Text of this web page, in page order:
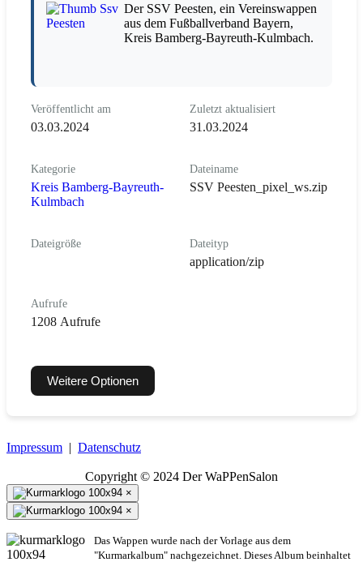
Der SSV Peesten, ein Vereinswappen
aus dem Fußballverband Bayern,
Kreis Bamberg-Bayreuth-Kulmbach.
Veröffentlicht am
03.03.2024
Zuletzt aktualisiert
31.03.2024
Kategorie
Kreis Bamberg-Bayreuth-
Kulmbach
Dateiname
SSV Peesten_pixel_ws.zip
Dateigröße Dateityp
application/zip
Aufrufe
1208 Aufrufe
Weitere Optionen
Impressum | Datenschutz
Copyright © 2024 Der WaPPenSalon
×
×
Das Wappen wurde nach der Vorlage aus dem
"Kurmarkalbum" nachgezeichnet. Dieses Album beinhaltet